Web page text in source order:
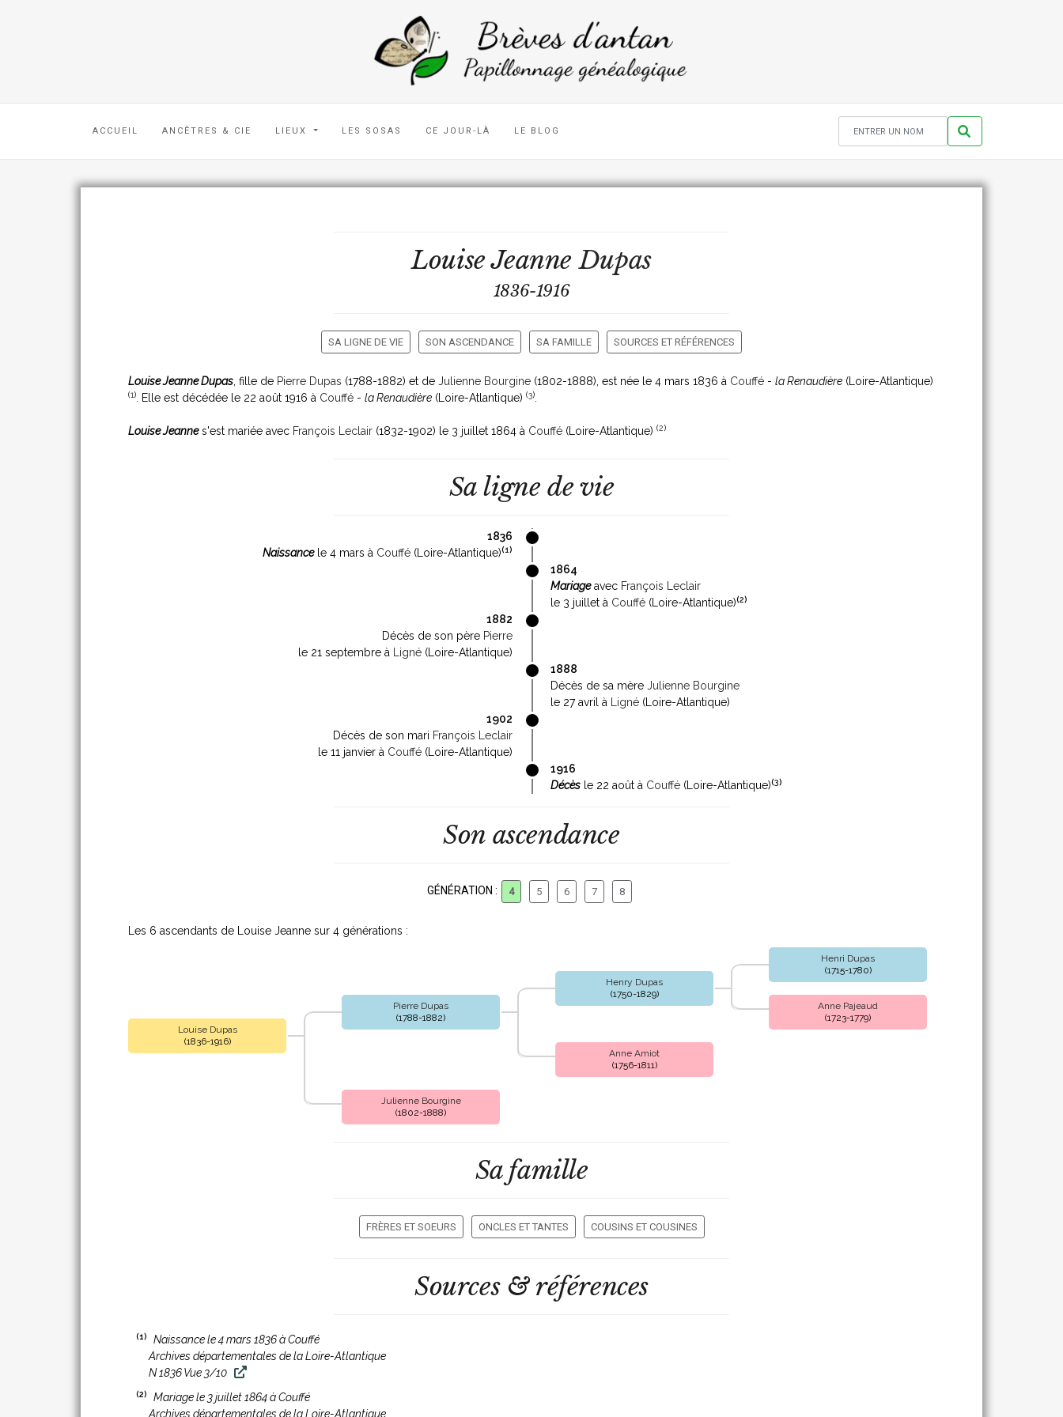
ACCUEIL ANCÊTRES & CIE LIEUX LES SOSAS CE JOUR-LÀ LE BLOG
Louise JeanneDupas
1836-1916
SA LIGNE DE VIE SON ASCENDANCE SA FAMILLE SOURCES ET RÉFÉRENCES
Louise Jeanne Dupas , fille de Pierre Dupas (1788-1882) et de Julienne Bourgine (1802-1888) , est née le 4 mars 1836 à Couffé - la Renaudière (Loire-Atlantique)
(1) . Elle est décédée le 22 août 1916 à Couffé - la Renaudière (Loire-Atlantique) (3)
Louise Jeannes'est mariée avec François Leclair (1832-1902) le 3 juillet 1864 à Couffé (Loire-Atlantique) (2)
Sa ligne de vie
1836
Naissancele 4 mars à Couffé (Loire-Atlantique)(1)
1864
Mariageavec François Leclair
le 3 juillet à Couffé (Loire-Atlantique)(2)
1882
Décès de son père Pierre
le 21 septembre à
Ligné (Loire-Atlantique)
1888
Décès de sa mère Julienne Bourgine
le 27 avril à
Ligné (Loire-Atlantique)
1902
Décès de son mari François Leclair
le 11 janvier à Couffé (Loire-Atlantique)
1916
Décès le 22 août à Couffé (Loire-Atlantique)(3)
Son ascendance
GÉNÉRATION : 4 5 6 7 8
Les 6 ascendants de Louise Jeanne sur 4 générations :
Louise Dupas
(1836-1916)
Pierre Dupas
(1788-1882)
Henry Dupas
(1750-1829)
Henri Dupas
(1715-1780)
Anne Pajeaud
(1723-1779)
Anne Amiot
(1756-1811)
Julienne Bourgine
(1802-1888)
Sa famille
FRÈRES ET SOEURS ONCLES ET TANTES COUSINS ET COUSINES
Sources & références
(1)
Naissance le 4 mars 1836 à Couffé
Archives départementales de la Loire-Atlantique
N 1836 Vue 3/10
(2)
Mariage le 3 juillet 1864 à Couffé
Archives départementales de la Loire-Atlantique